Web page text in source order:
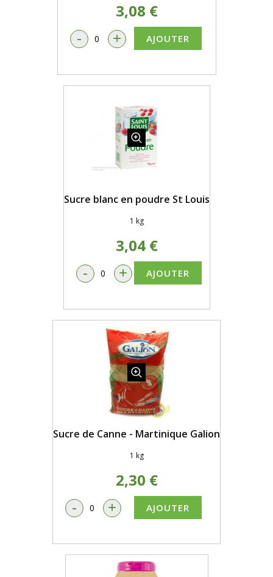
3,08 €
- + AJOUTER
Sucre blanc en poudre St Louis
1 kg
3,04 €
- + AJOUTER
Sucre de Canne - Martinique Galion
1 kg
2,30 €
- + AJOUTER